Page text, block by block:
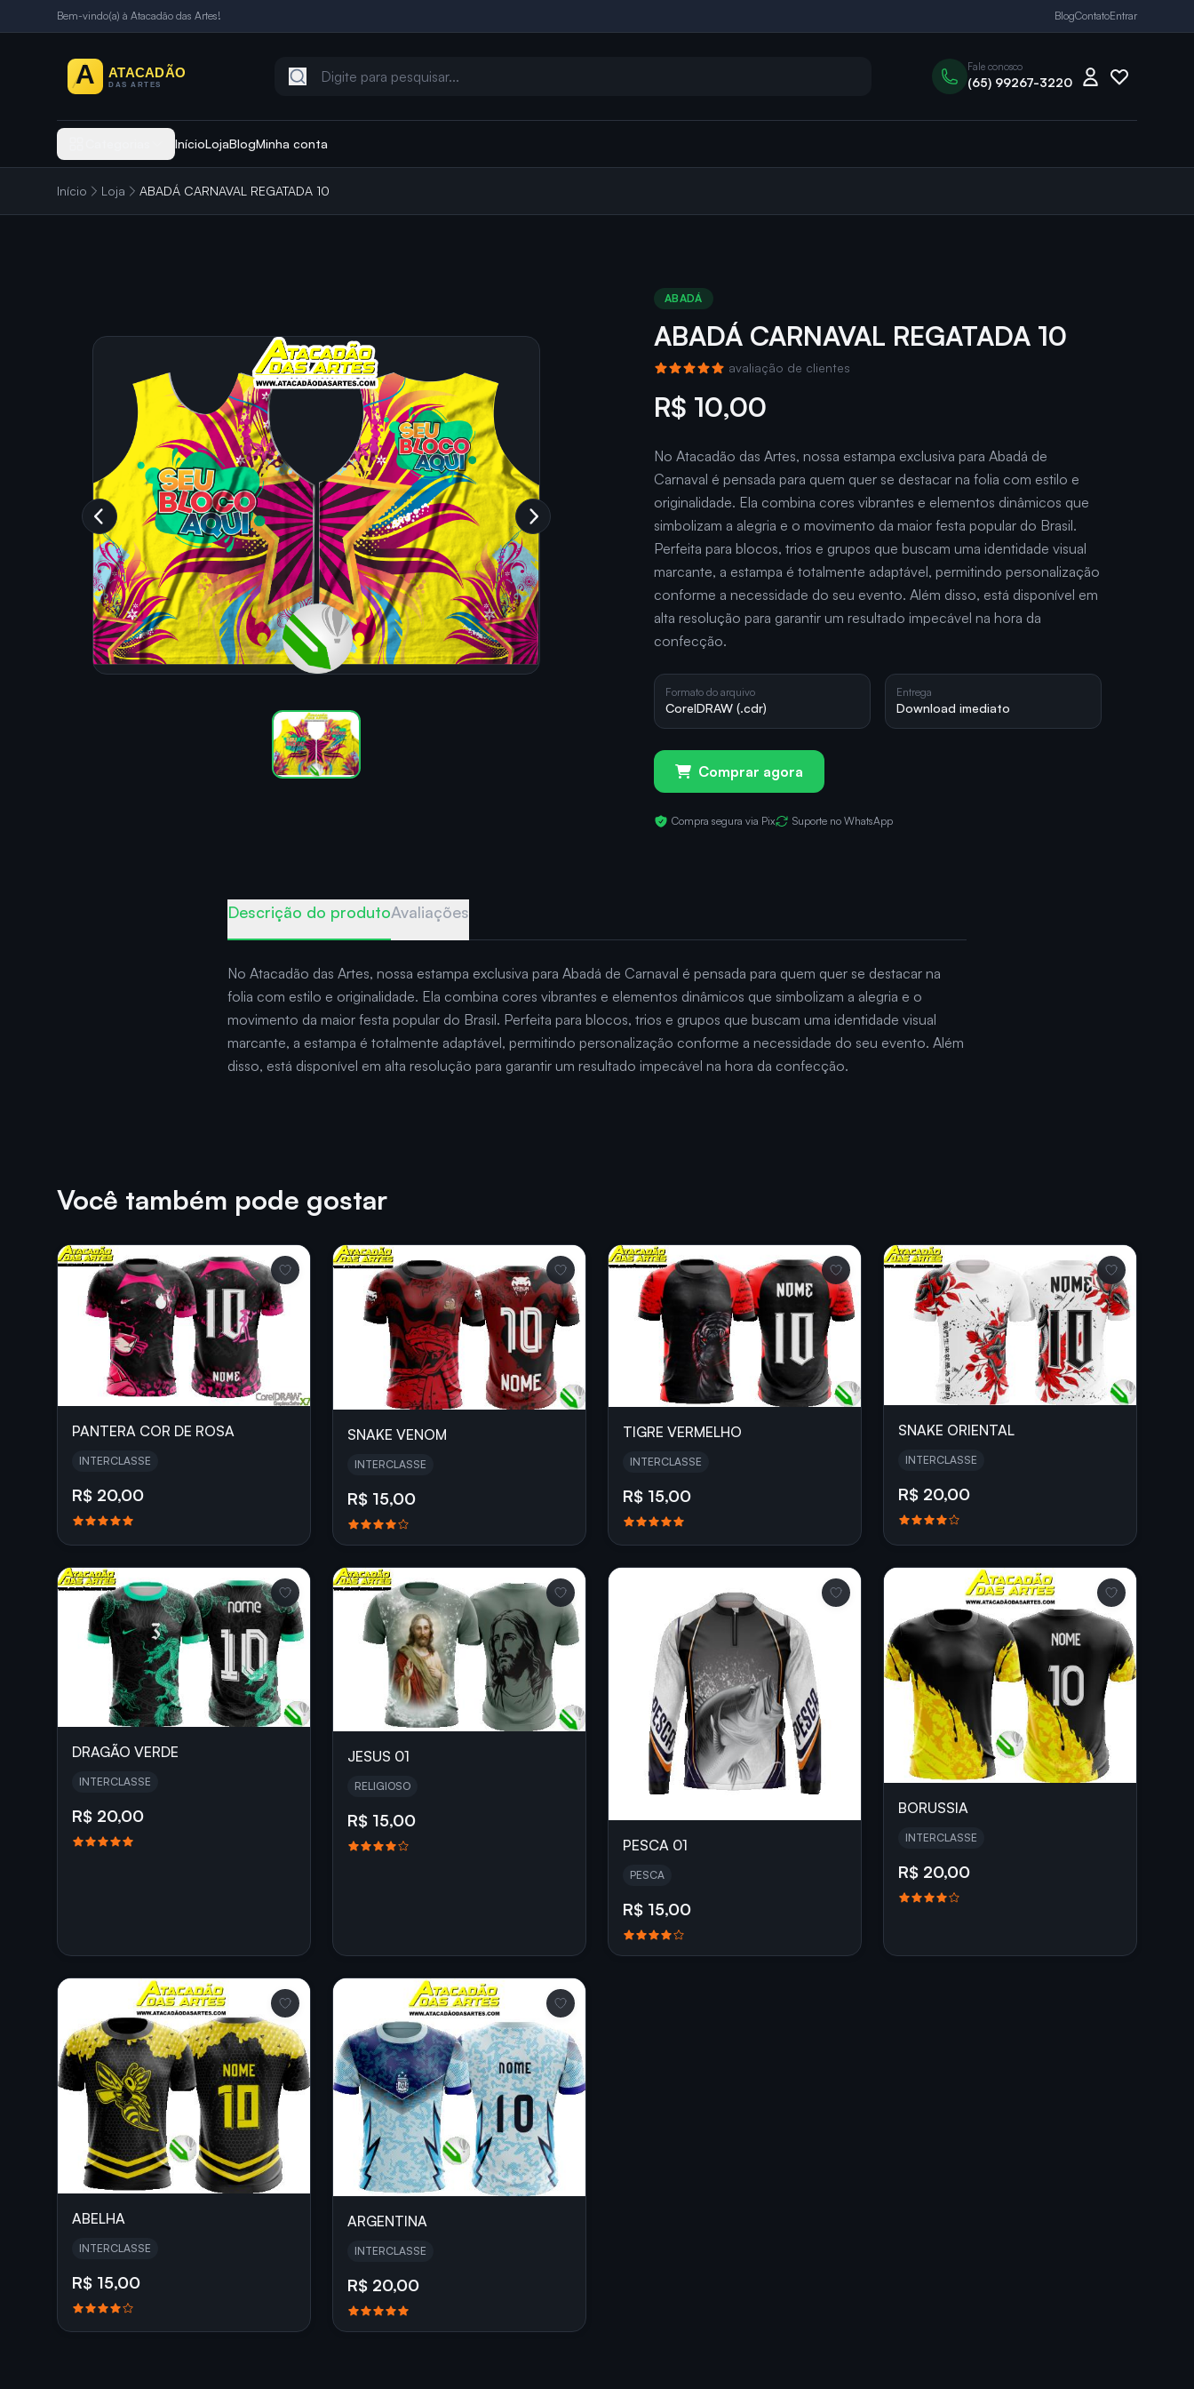
Bem-vindo(a) à Atacadão das Artes! BlogContatoEntrar
Fale conosco
(65) 99267-3220
InícioLojaBlogMinha conta
Início Loja ABADÁ CARNAVAL REGATADA 10
ABADÁ
ABADÁ CARNAVAL REGATADA 10
avaliação de clientes
R$ 10,00
No Atacadão das Artes, nossa estampa exclusiva para Abadá de
Carnaval é pensada para quem quer se destacar na folia com estilo e
originalidade. Ela combina cores vibrantes e elementos dinâmicos que
simbolizam a alegria e o movimento da maior festa popular do Brasil.
Perfeita para blocos, trios e grupos que buscam uma identidade visual
marcante, a estampa é totalmente adaptável, permitindo personalização
conforme a necessidade do seu evento. Além disso, está disponível em
alta resolução para garantir um resultado impecável na hora da
confecção.
Formato do arquivo
CorelDRAW (.cdr)
Entrega
Download imediato
Comprar agora
Compra segura via Pix Suporte no WhatsApp
Descrição do produtoAvaliações
No Atacadão das Artes, nossa estampa exclusiva para Abadá de Carnaval é pensada para quem quer se destacar na
folia com estilo e originalidade. Ela combina cores vibrantes e elementos dinâmicos que simbolizam a alegria e o
movimento da maior festa popular do Brasil. Perfeita para blocos, trios e grupos que buscam uma identidade visual
marcante, a estampa é totalmente adaptável, permitindo personalização conforme a necessidade do seu evento. Além
disso, está disponível em alta resolução para garantir um resultado impecável na hora da confecção.
Você também pode gostar
PANTERA COR DE ROSA
INTERCLASSE
R$ 20,00
SNAKE VENOM
INTERCLASSE
R$ 15,00
TIGRE VERMELHO
INTERCLASSE
R$ 15,00
SNAKE ORIENTAL
INTERCLASSE
R$ 20,00
DRAGÃO VERDE
INTERCLASSE
R$ 20,00
JESUS 01
RELIGIOSO
R$ 15,00
PESCA 01
PESCA
R$ 15,00
BORUSSIA
INTERCLASSE
R$ 20,00
ABELHA
INTERCLASSE
R$ 15,00
ARGENTINA
INTERCLASSE
R$ 20,00